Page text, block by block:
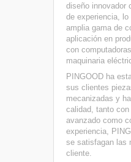
diseño innovador
de experiencia, lo
amplia gama de
aplicación en
con
maquinaria
PINGOOD ha
sus clientes
mecanizadas y
calidad, tanto
avanzado como
experiencia,
se satisfagan las
cliente.